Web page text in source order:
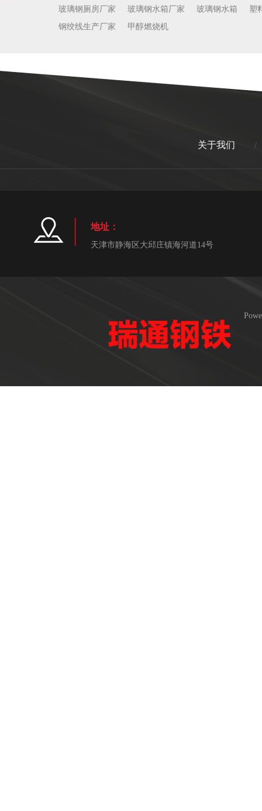
玻璃钢厕房厂家
玻璃钢水箱厂家 玻璃钢水箱
塑
钢绞线生产厂家
甲醇燃烧机
关于我们 /
地址：
天津市静海区大邱庄镇海河道14号